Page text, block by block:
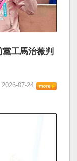
工馬治薇判
2026-07-24